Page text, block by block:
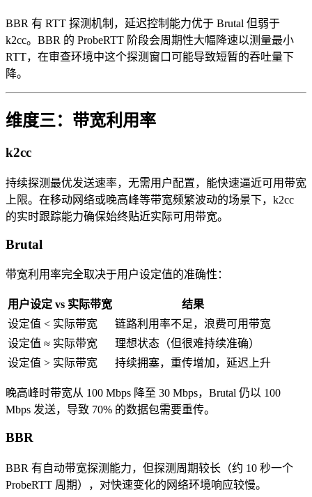
BBR 有 RTT 探测机制，延迟控制能力优于 Brutal 但弱于
k2cc。BBR 的 ProbeRTT 阶段会周期性大幅降速以测量最小
RTT，在审查环境中这个探测窗口可能导致短暂的吞吐量下
降。
维度三：带宽利用率
k2cc
持续探测最优发送速率，无需用户配置，能快速逼近可用带宽
上限。在移动网络或晚高峰等带宽频繁波动的场景下，k2cc
的实时跟踪能力确保始终贴近实际可用带宽。
Brutal
带宽利用率完全取决于用户设定值的准确性：
用户设定 vs 实际带宽
结果
设定值 < 实际带宽
链路利用率不足，浪费可用带宽
设定值 ≈ 实际带宽
理想状态（但很难持续准确）
设定值 > 实际带宽
持续拥塞，重传增加，延迟上升
晚高峰时带宽从 100 Mbps 降至 30 Mbps，Brutal 仍以 100
Mbps 发送，导致 70% 的数据包需要重传。
BBR
BBR 有自动带宽探测能力，但探测周期较长（约 10 秒一个
ProbeRTT 周期），对快速变化的网络环境响应较慢。